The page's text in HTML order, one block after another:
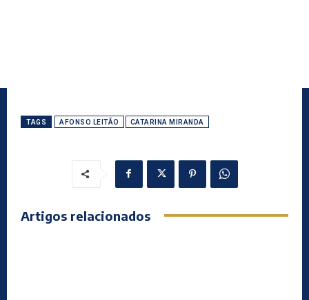
TAGS AFONSO LEITÃO CATARINA MIRANDA
Artigos relacionados